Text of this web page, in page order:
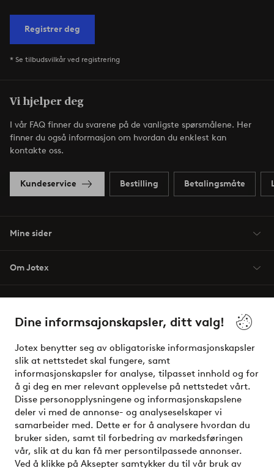
Dine informsajonskapsler, ditt valg!
Jotex benytter seg av obligatoriske informasjonskapsler
slik at nettstedet skal fungere, samt
informasjonskapsler for analyse, tilpasset innhold og for
å gi deg en mer relevant opplevelse på nettstedet vårt.
Disse personopplysningene og informasjonskapslene
deler vi med de annonse- og analyseselskaper vi
samarbeider med. Dette er for å analysere hvordan du
bruker siden, samt til forbedring av markedsføringen
vår, slik at du kan få mer persontilpassede annonser.
Ved å klikke på Aksepter samtykker du til vår bruk av
Registrer deg
* Se tilbudsvilkår ved registrering
Vi hjelper deg
I vår FAQ finner du svarene på de vanligste spørsmålene. Her
finner du også informasjon om hvordan du enklest kan
kontakte oss.
Kundeservice Bestilling Betalingsmåte
Mine sider
Om Jotex
Venner
Sikre betalinger - Betal direkte eller del opp
Vil du vite mer om våre betalingsalternativer?
elpy